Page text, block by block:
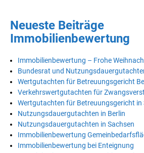
Neueste Beiträge
Immobilienbewertung
Immobilienbewertung – Frohe
Bundesrat und
Wertgutachten für Betreuungsgericht
Verkehrswertgutachten für
Wertgutachten für Betreuungsgericht in
Nutzungsdauergutachten in Berlin
Nutzungsdauergutachten in Sachsen
Immobilienbewertung
Immobilienbewertung bei Enteignung